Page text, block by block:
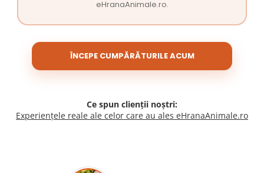
eHranaAnimale.ro.
ÎNCEPE CUMPĂRĂTURILE ACUM
Ce spun clienții noștri:
Experiențele reale ale celor care au ales eHranaAnimale.ro